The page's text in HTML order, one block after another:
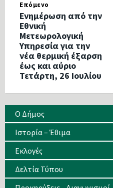
Επόμενο
Ενημέρωση από την
Εθνική
Μετεωρολογική
Υπηρεσία για την
νέα θερμική έξαρση
έως και αύριο
Τετάρτη, 26 Ιουλίου
Ο Δήμος
Ιστορία – Έθιμα
Eκλογές
Δελτία Τύπου